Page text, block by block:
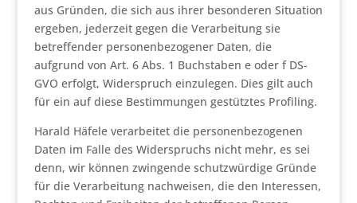
aus Gründen, die sich aus ihrer besonderen Situation
ergeben, jederzeit gegen die Verarbeitung sie
betreffender personenbezogener Daten, die
aufgrund von Art. 6 Abs. 1 Buchstaben e oder f DS-
GVO erfolgt, Widerspruch einzulegen. Dies gilt auch
für ein auf diese Bestimmungen gestütztes Profiling.
Harald Häfele verarbeitet die personenbezogenen
Daten im Falle des Widerspruchs nicht mehr, es sei
denn, wir können zwingende schutzwürdige Gründe
für die Verarbeitung nachweisen, die den Interessen,